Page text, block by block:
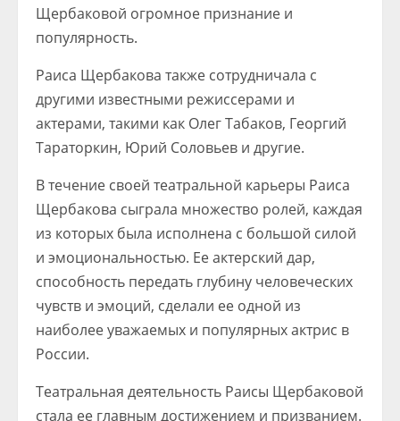
Щербаковой огромное признание и
популярность.
Раиса Щербакова также сотрудничала с
другими известными режиссерами и
актерами, такими как Олег Табаков, Георгий
Тараторкин, Юрий Соловьев и другие.
В течение своей театральной карьеры Раиса
Щербакова сыграла множество ролей, каждая
из которых была исполнена с большой силой
и эмоциональностью. Ее актерский дар,
способность передать глубину человеческих
чувств и эмоций, сделали ее одной из
наиболее уважаемых и популярных актрис в
России.
Театральная деятельность Раисы Щербаковой
стала ее главным достижением и призванием.